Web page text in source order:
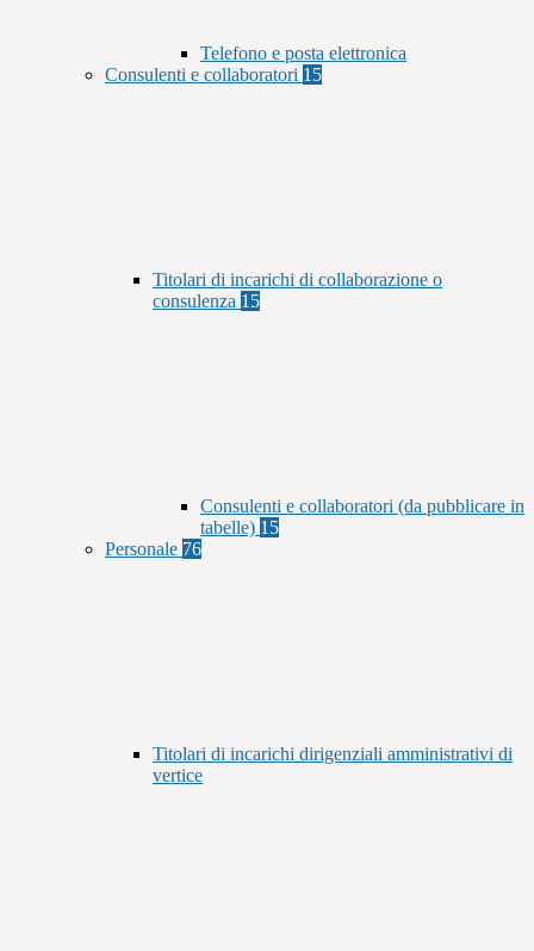
Telefono e posta elettronica
Consulenti e collaboratori 15
Titolari di incarichi di collaborazione o
consulenza 15
Consulenti e collaboratori (da pubblicare in
tabelle) 15
Personale 76
Titolari di incarichi dirigenziali amministrativi di
vertice